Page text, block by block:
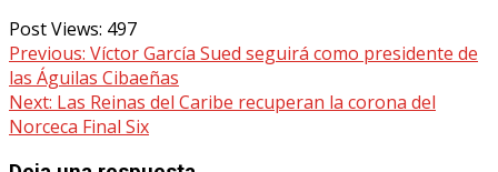
Post Views: 497
Continue
Reading
Previous: Víctor García Sued seguirá como presidente de
las Águilas Cibaeñas
Next: Las Reinas del Caribe recuperan la corona del
Norceca Final Six